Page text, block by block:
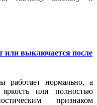
или выключается после
работает нормально, а
яркость или полностью
признаком